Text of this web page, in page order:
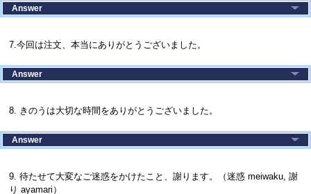
Answer
7.今回は注文、本当にありがとうございました。
Answer
8. きのうは大切な時間をありがとうございました。
Answer
9. 待たせて大変なご迷惑をかけたこと、謝ります。（迷惑 meiwaku, 謝
り ayamari）